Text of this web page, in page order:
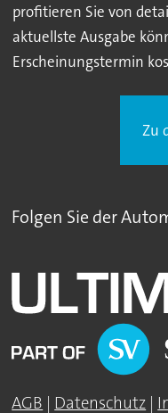
profitieren Sie von
aktuellste Ausgabe
Erscheinungstermin
Zu
Folgen Sie der
AGB | Datenschutz |